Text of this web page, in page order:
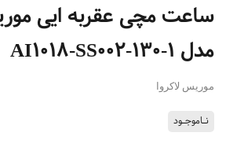
ساعت مچی عقربه ایی
مدل AI1018-SS002-130-1
موریس لاکروا
نـاموجـود